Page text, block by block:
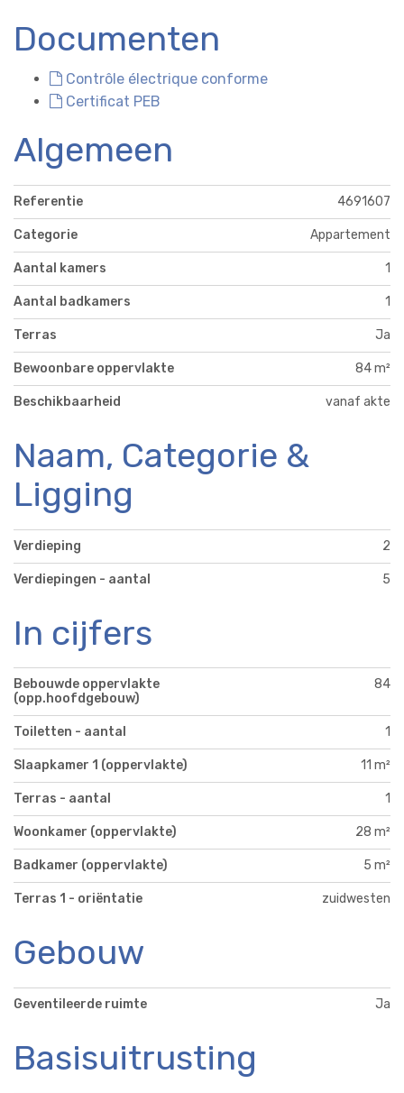
Documenten
Contrôle électrique conforme
Certificat PEB
Algemeen
Referentie 4691607
Categorie Appartement
Aantal kamers 1
Aantal badkamers 1
Terras Ja
Bewoonbare oppervlakte 84 m²
Beschikbaarheid vanaf akte
Naam, Categorie &
Ligging
Verdieping 2
Verdiepingen - aantal 5
In cijfers
Bebouwde oppervlakte
(opp.hoofdgebouw)
84
Toiletten - aantal 1
Slaapkamer 1 (oppervlakte) 11 m²
Terras - aantal 1
Woonkamer (oppervlakte) 28 m²
Badkamer (oppervlakte) 5 m²
Terras 1 - oriëntatie zuidwesten
Gebouw
Geventileerde ruimte Ja
Basisuitrusting